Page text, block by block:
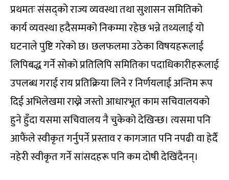
प्रथमतः संसद्को राज्य व्यवस्था तथा सुशासन समितिको
कार्य व्यवस्था हदैसम्मको निकम्मा रहेछ भन्ने तथ्यलाई यो
घटनाले पुष्टि गरेको छ। छलफलमा उठेका विषयहरूलाई
लिपिबद्ध गर्ने सोको प्रतिलिपि समितिका पदाधिकारीहरूलाई
उपलब्ध गराई राय प्रतिक्रिया लिने र निर्णयलाई अन्तिम रूप
दिई अभिलेखमा राख्ने जस्तो आधारभूत काम सचिवालयको
हुने हुँदा यसमा सचिवालय नै चुकेको देखिन्छ। त्यसमा पनि
आफैंले स्वीकृत गर्नुपर्ने प्रस्ताव र कागजात पनि नपढी वा हेर्दै
नहेरी स्वीकृत गर्ने सांसदहरू पनि कम दोषी देखिंदैनन्।